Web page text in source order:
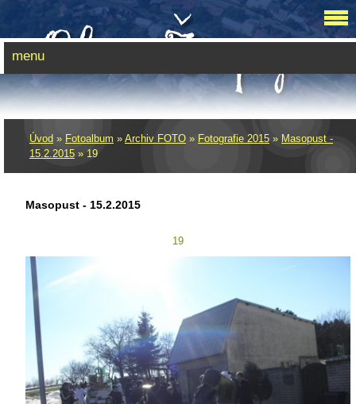
Úvod » Fotoalbum » Archiv FOTO » Fotografie 2015 » Masopust -
15.2.2015 » 19
Masopust - 15.2.2015
19
menu